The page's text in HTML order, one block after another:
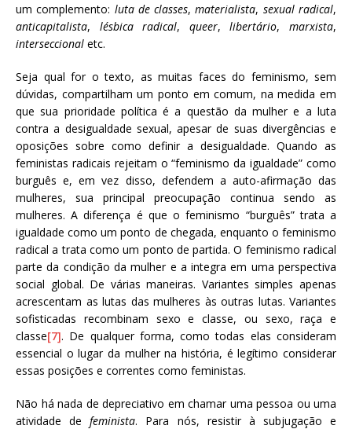
um complemento: luta de classes,materialista, sexual radical,
anticapitalista, lésbica radical, queer,libertário,marxista,
interseccional etc.
Seja qual for o texto, as muitas faces do feminismo, sem
dúvidas, compartilham um ponto em comum, na medida em
que sua prioridade política é a questão da mulher e a luta
contra a desigualdade sexual, apesar de suas divergências e
oposições sobre como definir a desigualdade. Quando as
feministas radicais rejeitam o “feminismo da igualdade” como
burguês e, em vez disso, defendem a auto-afirmação das
mulheres, sua principal preocupação continua sendo as
mulheres. A diferença é que o feminismo “burguês” trata a
igualdade como um ponto de chegada, enquanto o feminismo
radical a trata como um ponto de partida. O feminismo radical
parte da condição da mulher e a integra em uma perspectiva
social global. De várias maneiras. Variantes simples apenas
acrescentam as lutas das mulheres às outras lutas. Variantes
sofisticadas recombinam sexo e classe, ou sexo, raça e
classe[7]. De qualquer forma, como todas elas consideram
essencial o lugar da mulher na história, é legítimo considerar
essas posições e correntes como feministas.
Não há nada de depreciativo em chamar uma pessoa ou uma
atividade defeminista. Para nós, resistir à subjugação e